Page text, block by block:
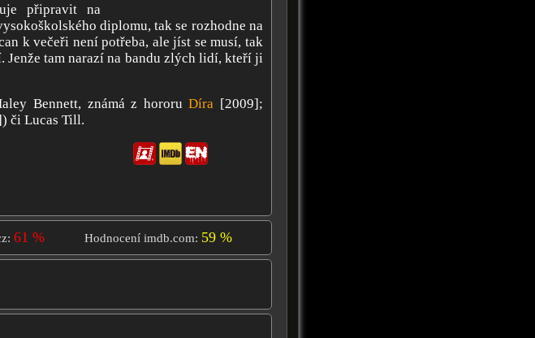
připravit na
diplomu, tak se rozhodne na
k večeři není potřeba, ale jíst se musí, tak
Jenže tam narazí na bandu zlých lidí, kteří ji
Bennett, známá z hororuDíra [2009];
či Lucas Till.
61 % Hodnocení imdb.com: 59 %